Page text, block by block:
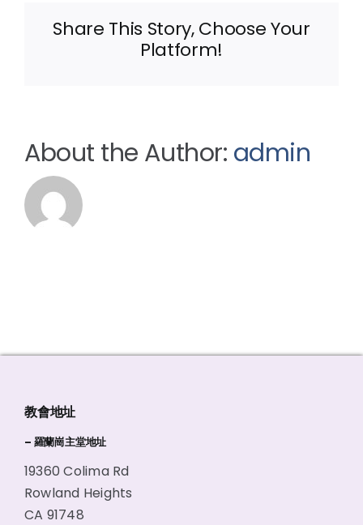
Share This Story, Choose Your
Platform!
About the Author: admin
教會地址
– 羅蘭崗主堂地址
19360 Colima Rd
Rowland Heights
CA 91748